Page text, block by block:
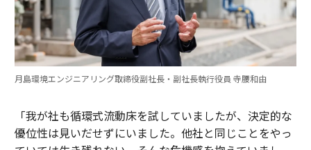
月島環境エンジニアリング取締役副社長・副社長執行役員 寺腰和由
「我が社も循環式流動床を試していましたが、決定的な
優位性は見いだせずにいました。他社と同じことをやっ